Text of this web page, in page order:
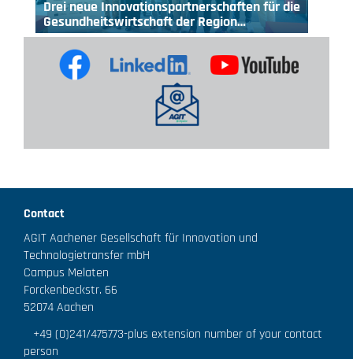
Drei neue Innovationspartnerschaften für die
Gesundheitswirtschaft der Region…
Contact
AGIT Aachener Gesellschaft für Innovation und
Technologietransfer mbH
Campus Melaten
Forckenbeckstr. 66
52074 Aachen
+49 (0)241/475773-plus extension number of your contact
person